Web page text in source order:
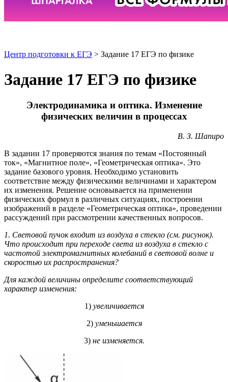
Центр подготовки к ЕГЭ > Задание 17 ЕГЭ по физике
Задание 17 ЕГЭ по физике
Электродинамика и оптика. Изменение
физических величин в процессах
В. З. Шапиро
В задании 17 проверяются знания по темам «Постоянный
ток», «Магнитное поле», «Геометрическая оптика». Это
задание базового уровня. Необходимо установить
соответствие между физическими величинами и характером
их изменения. Решение основывается на применении
физических формул в различных ситуациях, построении
изображений в разделе «Геометрическая оптика», проведении
рассуждений при рассмотрении качественных вопросов.
1. Световой пучок входит из воздуха в стекло (см. рисунок).
Что происходит при переходе света из воздуха в стекло с
частотой электромагнитных колебаний в световой волне и
скоростью их распространения?
Для каждой величины определите соответствующий
характер изменения:
1) увеличивается
2) уменьшается
3) не изменяется.